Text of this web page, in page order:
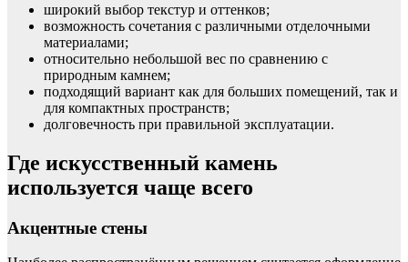
широкий выбор текстур и оттенков;
возможность сочетания с различными отделочными
материалами;
относительно небольшой вес по сравнению с
природным камнем;
подходящий вариант как для больших помещений, так и
для компактных пространств;
долговечность при правильной эксплуатации.
Где искусственный камень
используется чаще всего
Акцентные стены